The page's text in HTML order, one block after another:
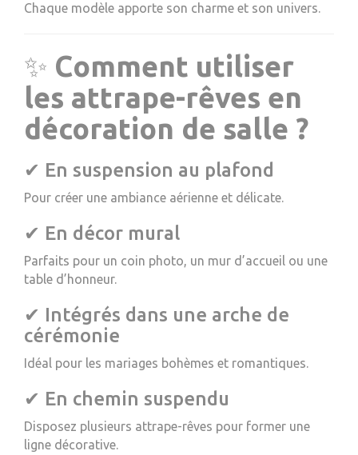
Chaque modèle apporte son charme et son univers.
✨ Comment utiliser
les attrape-rêves en
décoration de salle ?
✔ En suspension au plafond
Pour créer une ambiance aérienne et délicate.
✔ En décor mural
Parfaits pour un coin photo, un mur d’accueil ou une
table d’honneur.
✔ Intégrés dans une arche de
cérémonie
Idéal pour les mariages bohèmes et romantiques.
✔ En chemin suspendu
Disposez plusieurs attrape-rêves pour former une
ligne décorative.